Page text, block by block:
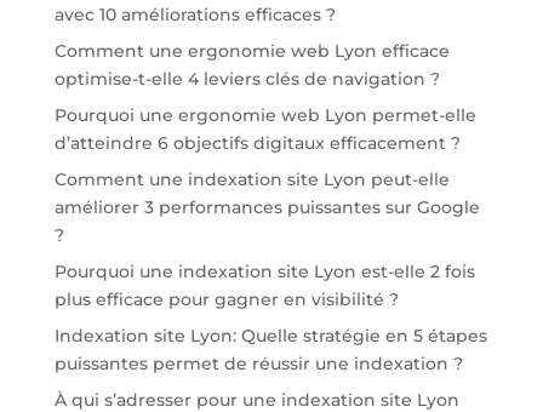
avec 10 améliorations efficaces ?
Comment une ergonomie web Lyon efficace
optimise-t-elle 4 leviers clés de navigation ?
Pourquoi une ergonomie web Lyon permet-elle
d’atteindre 6 objectifs digitaux efficacement ?
Comment une indexation site Lyon peut-elle
améliorer 3 performances puissantes sur Google
?
Pourquoi une indexation site Lyon est-elle 2 fois
plus efficace pour gagner en visibilité ?
Indexation site Lyon: Quelle stratégie en 5 étapes
puissantes permet de réussir une indexation ?
À qui s’adresser pour une indexation site Lyon